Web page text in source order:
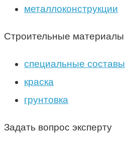
металлоконструкции
Строительные материалы
специальные составы
краска
грунтовка
Задать вопрос эксперту